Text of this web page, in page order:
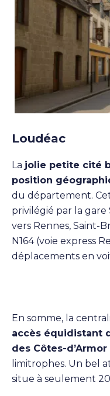
Loudéac
La jolie petite cité
position
du département.
privilégié par la gare
vers Rennes, Saint-
N164 (voie express
déplacements en
En somme, la
accès équidistant
des Côtes-d’Armor
limitrophes. Un bel
situe à seulement